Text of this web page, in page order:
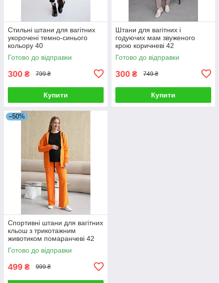
Стильні штани для вагітних
укорочені темно-синього
кольору 40
Готово до відправки
300 ₴ 799 ₴
Купити
Штани для вагітних і
годуючих мам звуженого
крою коричневі 42
Готово до відправки
300 ₴ 749 ₴
Купити
–50%
Спортивні штани для вагітних
кльош з трикотажним
животиком помаранчеві 42
Готово до відправки
499 ₴ 999 ₴